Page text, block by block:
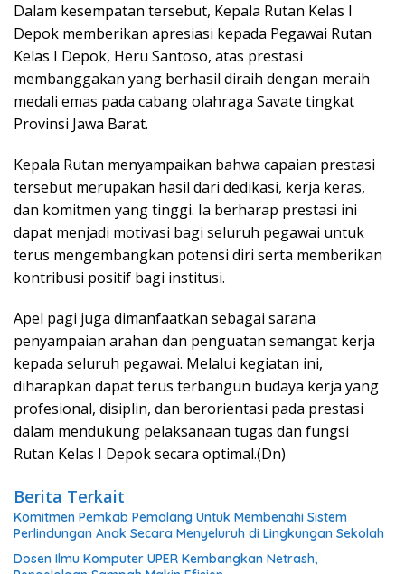
Dalam kesempatan tersebut, Kepala Rutan Kelas I
Depok memberikan apresiasi kepada Pegawai Rutan
Kelas I Depok, Heru Santoso, atas prestasi
membanggakan yang berhasil diraih dengan meraih
medali emas pada cabang olahraga Savate tingkat
Provinsi Jawa Barat.
Kepala Rutan menyampaikan bahwa capaian prestasi
tersebut merupakan hasil dari dedikasi, kerja keras,
dan komitmen yang tinggi. Ia berharap prestasi ini
dapat menjadi motivasi bagi seluruh pegawai untuk
terus mengembangkan potensi diri serta memberikan
kontribusi positif bagi institusi.
Apel pagi juga dimanfaatkan sebagai sarana
penyampaian arahan dan penguatan semangat kerja
kepada seluruh pegawai. Melalui kegiatan ini,
diharapkan dapat terus terbangun budaya kerja yang
profesional, disiplin, dan berorientasi pada prestasi
dalam mendukung pelaksanaan tugas dan fungsi
Rutan Kelas I Depok secara optimal.(Dn)
Berita Terkait
Komitmen Pemkab Pemalang Untuk Membenahi Sistem
Perlindungan Anak Secara Menyeluruh di Lingkungan Sekolah
Dosen Ilmu Komputer UPER Kembangkan Netrash,